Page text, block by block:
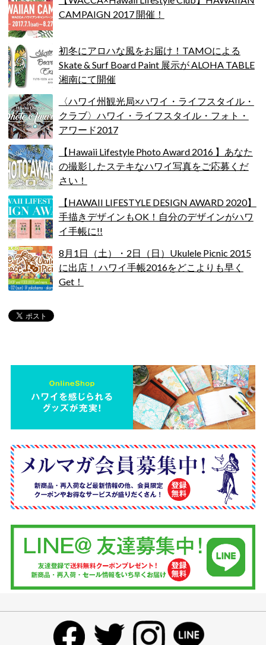
CAMPAIGN 2017 開催！
初冬にアロハな風をお届け！TAMOによる
Skate & Surf Board Paint 展示が ALOHA TABLE
湘南にて開催
〈ハワイ州観光局×ハワイ・ライフスタイル・
クラブ〉ハワイ・ライフスタイル・フォト・
アワード2017
【Hawaii Lifestyle Photo Award 2016 】あなた
の撮影したステキなハワイ写真をご応募くだ
さい！
【HAWAII LIFESTYLE DESIGN AWARD 2020】
手描きデザインもOK！自分のデザインがハワ
イ手帳に!!
8月1日（土）・2日（日）Ukulele Picnic 2015
に出店！ ハワイ手帳2016をどこよりも早く
Get！